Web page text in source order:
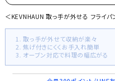
＜KEVNHAUN 取っ手が外せる フライパ
1. 取っ手が外せて収納が楽々
2. 焦げ付きにくくお手入れ簡単
3. オーブン対応で料理の幅広がる